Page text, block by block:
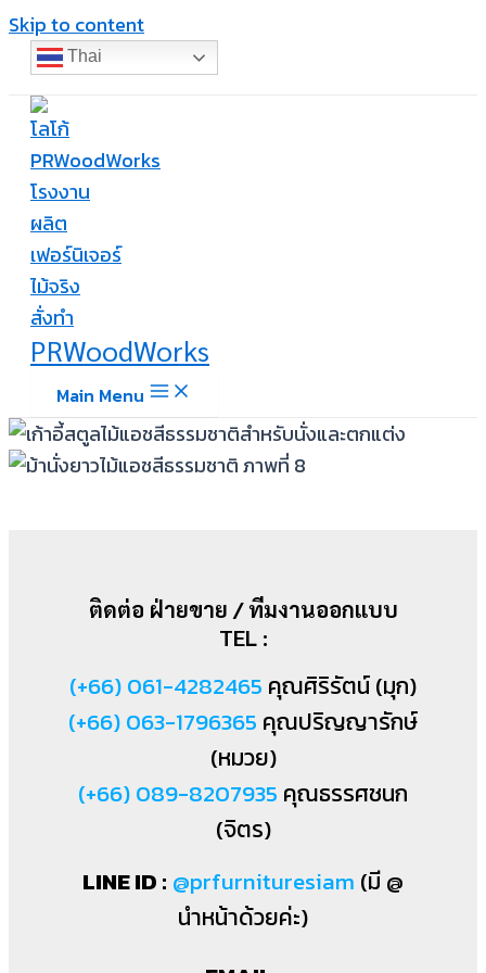
Skip to content
Thai
PRWoodWorks
Main Menu
ติดต่อ ฝ่ายขาย / ทีมงานออกแบบ
TEL :
(+66) 061-4282465 คุณศิริรัตน์ (มุก)
(+66) 063-1796365 คุณปริญญารักษ์
(หมวย)
(+66) 089-8207935 คุณธรรศชนก
(จิตร)
LINE ID : @prfurnituresiam (มี @
นำหน้าด้วยค่ะ)